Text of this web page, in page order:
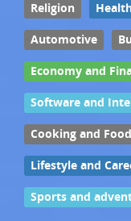
Religion
Automotive
Economy and
Software and
Cooking and Food
Lifestyle and
Sports and